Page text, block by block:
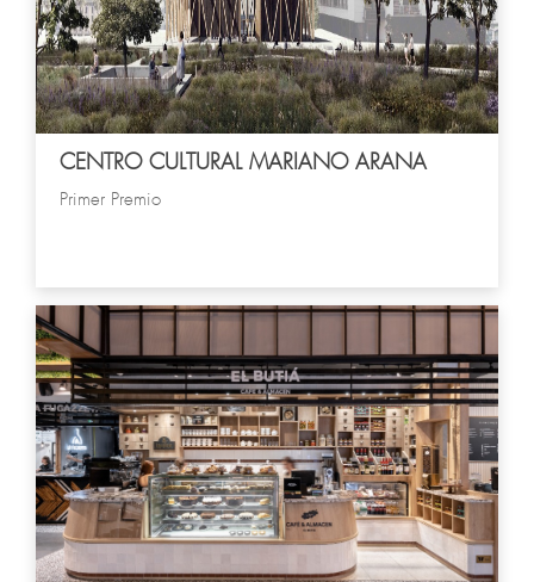
CENTRO CULTURAL MARIANO ARANA
Primer Premio